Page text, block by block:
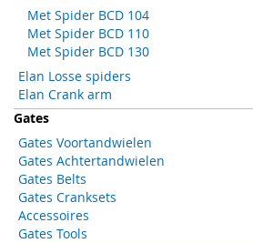
Met Spider BCD 104
Met Spider BCD 110
Met Spider BCD 130
Elan Losse spiders
Elan Crank arm
Gates
Gates Voortandwielen
Gates Achtertandwielen
Gates Belts
Gates Cranksets
Accessoires
Gates Tools